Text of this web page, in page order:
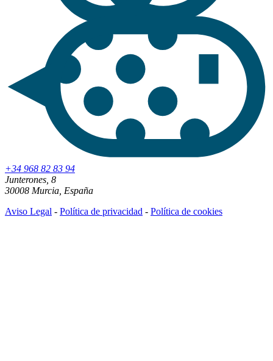
+34 968 82 83 94
Junterones, 8
30008 Murcia, España
Aviso Legal - Política de privacidad - Política de cookies